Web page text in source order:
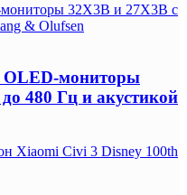
32X3B и 27X3B с
& Olufsen
OLED-мониторы
480 Гц и акустикой
Xiaomi Civi 3 Disney 100th